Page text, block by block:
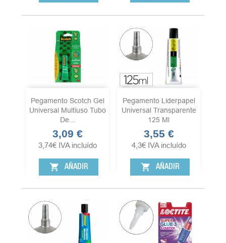
Pegamento Scotch Gel
Universal Multiuso Tubo
De...
Precio
3,09 €
3,74€ IVA incluído
shopping_cart AÑADIR
Pegamento Liderpapel
Universal Transparente
125 Ml
Precio
3,55 €
4,3€ IVA incluído
shopping_cart AÑADIR